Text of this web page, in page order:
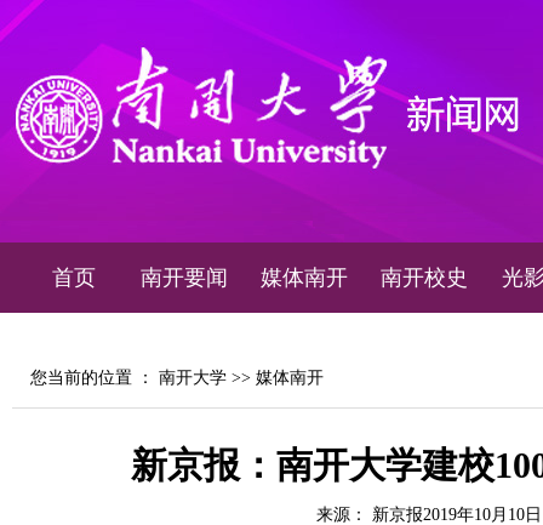
首页 南开要闻 媒体南开 南开校史 光
您当前的位置 ： 南开大学 >> 媒体南开
新京报：南开大学建校
来源： 新京报2019年10月10日